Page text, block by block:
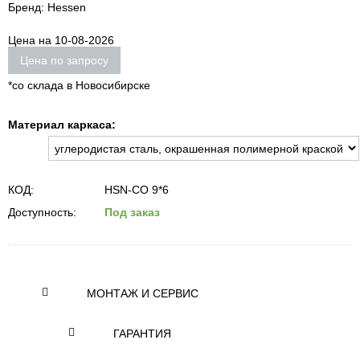
Бренд: Hessen
Цена на 10-08-2026
Цена по запросу
*со склада в Новосибирске
Материал каркаса:
КОД:
HSN-СО 9*6
Доступность:
Под заказ
МОНТАЖ И СЕРВИС
ГАРАНТИЯ